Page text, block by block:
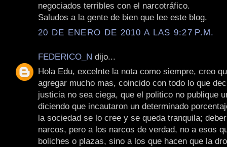
negociados terribles con el narcotráfico.
Saludos a la gente de bien que lee este blog.
20 DE ENERO DE 2010 A LAS 9:27 P.M.
FEDERICO_N dijo...
Hola Edu, excelnte la nota como siempre, creo
agregar mucho mas, coincido con todo lo que
justicia no sea ciega, que el politico no publique
diciendo que incautaron un determinado
la sociedad se lo cree y se queda tranquila;
narcos, pero a los narcos de verdad, no a esos
boliches o plazas, sino a los que hacen que la